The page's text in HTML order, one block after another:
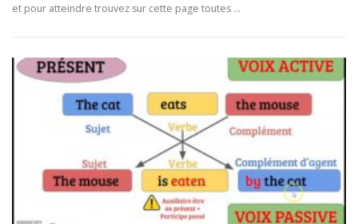
et pour atteindre trouvez sur cette page toutes …